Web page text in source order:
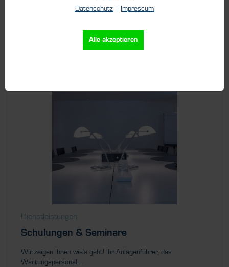
Dienstleistungen
Schulungen & Seminare
Wir zeigen Ihnen wie's geht! Ihr Anlagenführer, das
Wartungspersonal,...
Datenschutz | Impressum
Alle akzeptieren